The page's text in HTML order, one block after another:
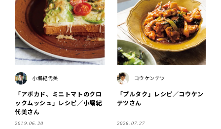
小堀紀代美
「アボカド、ミニトマトのクロ
ックムッシュ」レシピ／小堀紀
代美さん
2019.06.20
コウケンテツ
「プルタク」レシピ／コウケン
テツさん
2026.07.27